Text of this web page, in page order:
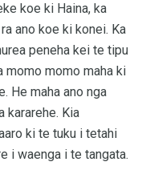
koe ki Haina, ka
ano koe ki konei. Ka
peneha kei te tipu
momo momo maha ki
He maha ano nga
kararehe. Kia
ki te tuku i tetahi
i waenga i te tangata.